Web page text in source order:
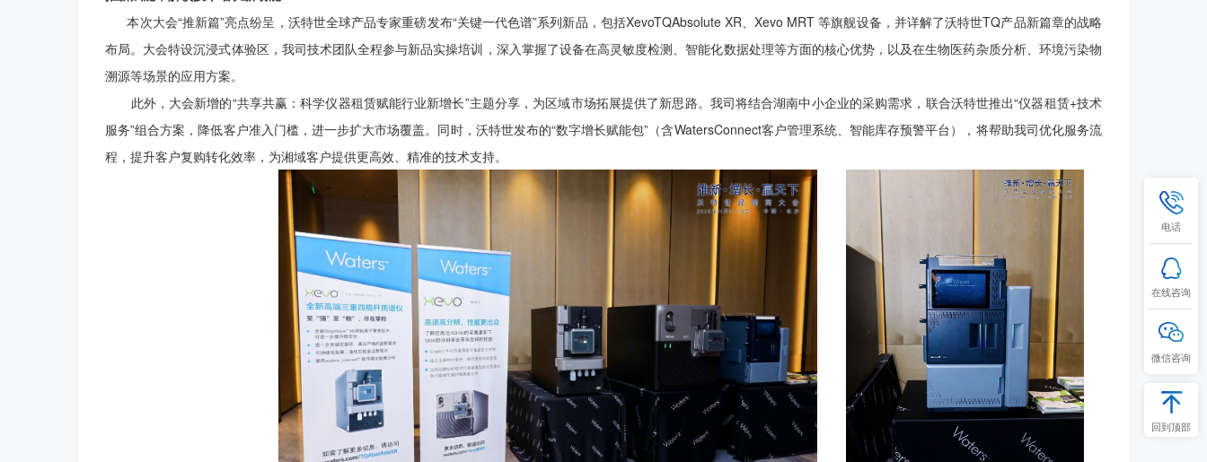
本次大会“推新篇”亮点纷呈，沃特世全球产品专家重磅发布“关键一代色谱”系列新品，包括XevoTQAbsolute XR、Xevo MRT 等旗舰设备，并详解了沃特世TQ产品新篇章的战略
布局。大会特设沉浸式体验区，我司技术团队全程参与新品实操培训，深入掌握了设备在高灵敏度检测、智能化数据处理等方面的核心优势，以及在生物医药杂质分析、环境污染物
溯源等场景的应用方案。
此外，大会新增的“共享共赢：科学仪器租赁赋能行业新增长”主题分享，为区域市场拓展提供了新思路。我司将结合湖南中小企业的采购需求，联合沃特世推出“仪器租赁+技术
服务”组合方案，降低客户准入门槛，进一步扩大市场覆盖。同时，沃特世发布的“数字增长赋能包”（含WatersConnect客户管理系统、智能库存预警平台），将帮助我司优化服务流
程，提升客户复购转化效率，为湘域客户提供更高效、精准的技术支持。
电话
在线咨询
微信咨询
回到顶部